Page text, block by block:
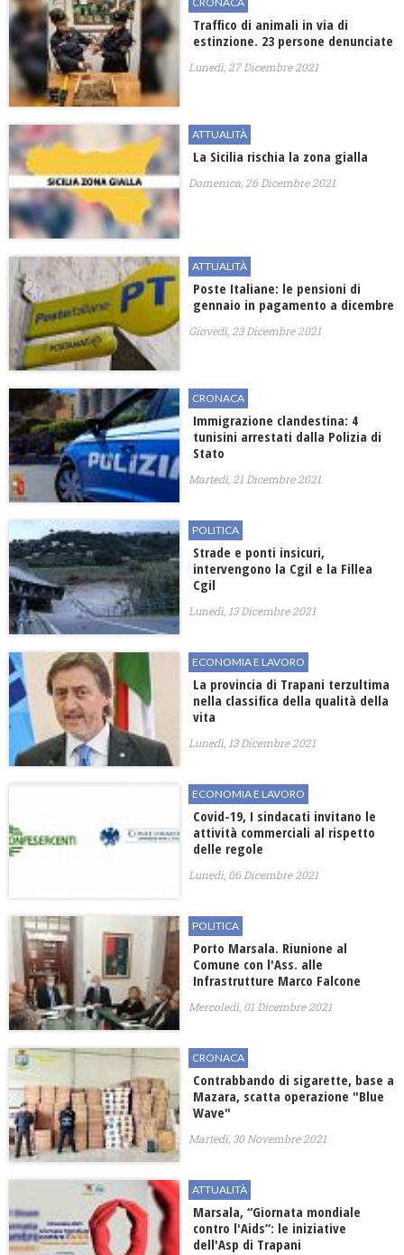
Traffico di animali in via di
estinzione. 23 persone denunciate
Lunedì, 27 Dicembre 2021
ATTUALITÀ
La Sicilia rischia la zona gialla
Domenica, 26 Dicembre 2021
ATTUALITÀ
Poste Italiane: le pensioni di
gennaio in pagamento a dicembre
Giovedì, 23 Dicembre 2021
CRONACA
Immigrazione clandestina: 4
tunisini arrestati dalla Polizia di
Stato
Martedì, 21 Dicembre 2021
POLITICA
Strade e ponti insicuri,
intervengono la Cgil e la Fillea
Cgil
Lunedì, 13 Dicembre 2021
ECONOMIA E LAVORO
La provincia di Trapani terzultima
nella classifica della qualità della
vita
Lunedì, 13 Dicembre 2021
ECONOMIA E LAVORO
Covid-19, I sindacati invitano le
attività commerciali al rispetto
delle regole
Lunedì, 06 Dicembre 2021
POLITICA
Porto Marsala. Riunione al
Comune con l'Ass. alle
Infrastrutture Marco Falcone
Mercoledì, 01 Dicembre 2021
CRONACA
Contrabbando di sigarette, base a
Mazara, scatta operazione "Blue
Wave"
Martedì, 30 Novembre 2021
ATTUALITÀ
Marsala, “Giornata mondiale
contro l'Aids”: le iniziative
dell'Asp di Trapani